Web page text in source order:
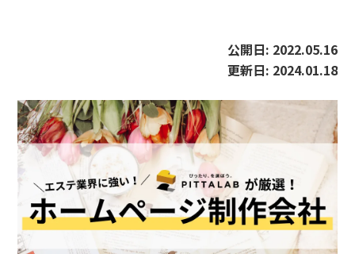
公開日: 2022.05.16
更新日: 2024.01.18